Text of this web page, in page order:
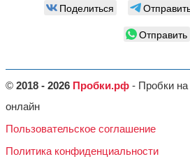
Поделиться
Отправить
© 2018 - 2026 Пробки.рф - Пробки на
онлайн
Пользовательское соглашение
Политика конфиденциальности